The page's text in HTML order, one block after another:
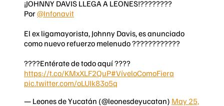
¡JOHNNY DAVIS LLEGA A LEONES!????????
Por@Infonavit
El ex ligamayorista, Johnny Davis, es anunciado
como nuevo refuerzo melenudo ????????????
????Entérate de todo aquí ????
https://t.co/KMxXLF2QuP#VíveloComoFiera
pic.twitter.com/oLUIk83o5q
— Leones de Yucatán (@leonesdeyucatan) May 25,